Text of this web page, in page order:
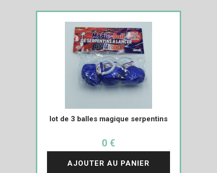
lot de 3 balles magique serpentins
0 €
AJOUTER AU PANIER